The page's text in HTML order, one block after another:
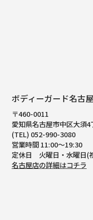
ボディーガード名古
〒460-0011
愛知県名古屋市中区大須
(TEL) 052-990-3080
営業時間 11:00～19:30
定休日 火曜日・水曜日(
名古屋店の詳細はコチラ